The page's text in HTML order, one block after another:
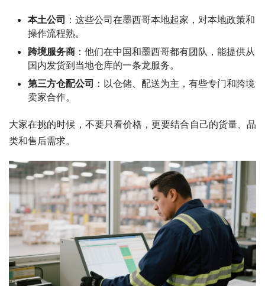
本土公司 ：这些公司在墨西哥本地起家，对本地政策和
操作流程熟。
跨境服务商 ：他们在中国和墨西哥都有团队，能提供从
国内发货到当地仓库的一条龙服务。
第三方仓配公司 ：以仓储、配送为主，有些专门和跨境
卖家合作。
大家在挑的时候，不要只看价格，更要结合自己的货量、品
类和售后需求。